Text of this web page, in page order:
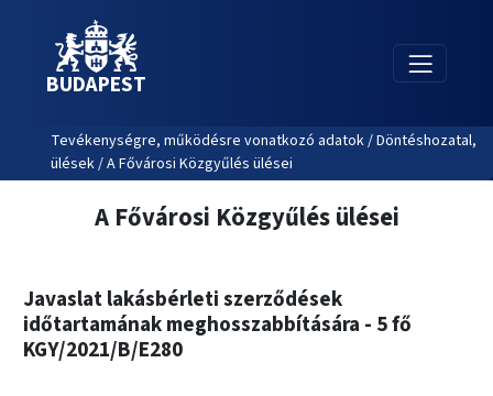
BUDAPEST
Tevékenységre, működésre vonatkozó adatok / Döntéshozatal,
ülések / A Fővárosi Közgyűlés ülései
A Fővárosi Közgyűlés ülései
Javaslat lakásbérleti szerződések
időtartamának meghosszabbítására - 5 fő
KGY/2021/B/E280